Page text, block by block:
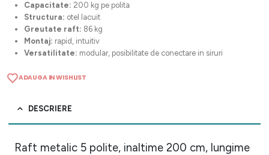
Capacitate: 200 kg pe polita
Structura: otel lacuit
Greutate raft: 86 kg
Montaj: rapid, intuitiv
Versatilitate: modular, posibilitate de conectare in siruri
ADAUGA IN WISHLIST
DESCRIERE
Raft metalic 5 polite, inaltime 200 cm, lungime